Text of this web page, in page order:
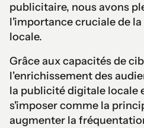
publicitaire, nous avons
l'importance cruciale de
locale.
Grâce aux capacités de
l'enrichissement des
la publicité digitale locale
s'imposer comme la
augmenter la